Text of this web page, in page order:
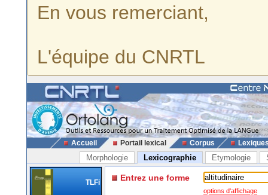
En vous remerciant,
L'équipe du CNRTL
Accueil Portail lexical Corpus
Morphologie Lexicographie Etymologie
TLFi Entrez une forme
options d'affichage